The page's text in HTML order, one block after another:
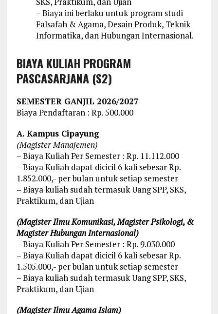
– Biaya ini berlaku untuk program studi
Falsafah & Agama, Desain Produk, Teknik
Informatika, dan Hubungan Internasional.
BIAYA KULIAH PROGRAM
PASCASARJANA (S2)
SEMESTER GANJIL 2026/2027
Biaya Pendaftaran : Rp. 500.000
A. Kampus Cipayung
(Magister Manajemen)
– Biaya Kuliah Per Semester : Rp. 11.112.000
– Biaya Kuliah dapat dicicil 6 kali sebesar Rp.
1.852.000,- per bulan untuk setiap semester
– Biaya kuliah sudah termasuk Uang SPP, SKS,
Praktikum, dan Ujian
(Magister Ilmu Komunikasi, Magister Psikologi, &
Magister Hubungan Internasional)
– Biaya Kuliah Per Semester : Rp. 9.030.000
– Biaya Kuliah dapat dicicil 6 kali sebesar Rp.
1.505.000,- per bulan untuk setiap semester
– Biaya kuliah sudah termasuk Uang SPP, SKS,
Praktikum, dan Ujian
(Magister Ilmu Agama Islam)